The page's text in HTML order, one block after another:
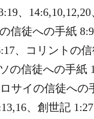
、14:6,10,12,20
信徒への手紙
、コリントの
の信徒への手紙
サイの信徒への
、創世記